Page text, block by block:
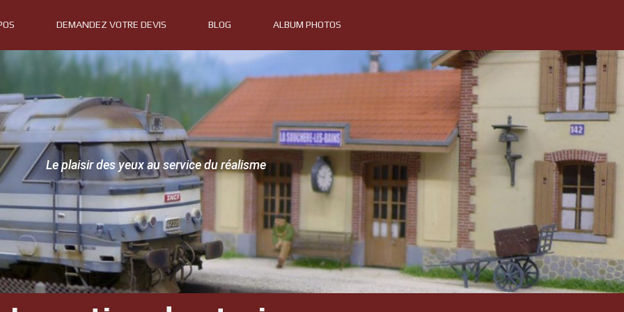
DEMANDEZ VOTRE DEVIS BLOG ALBUM PHOTOS
Le plaisir des yeux au service du réalisme